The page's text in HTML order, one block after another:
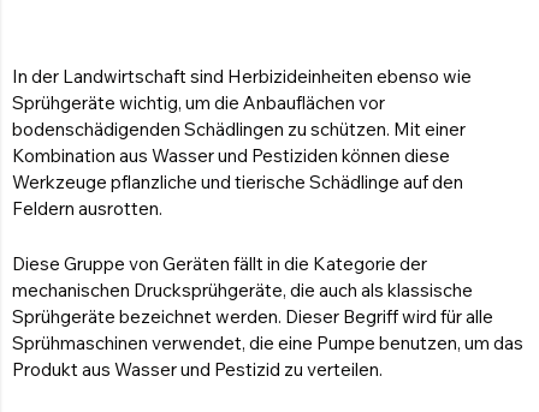
In der Landwirtschaft sind Herbizideinheiten ebenso wie
Sprühgeräte wichtig, um die Anbauflächen vor
bodenschädigenden Schädlingen zu schützen. Mit einer
Kombination aus Wasser und Pestiziden können diese
Werkzeuge pflanzliche und tierische Schädlinge auf den
Feldern ausrotten.
Diese Gruppe von Geräten fällt in die Kategorie der
mechanischen Drucksprühgeräte, die auch als klassische
Sprühgeräte bezeichnet werden. Dieser Begriff wird für alle
Sprühmaschinen verwendet, die eine Pumpe benutzen, um das
Produkt aus Wasser und Pestizid zu verteilen.
Kompaktes Sprühgerät
Schlepp Sprühgerät BIS ZU 3000 LITER
Spruhkanone
Entdecken Sie die Produkte